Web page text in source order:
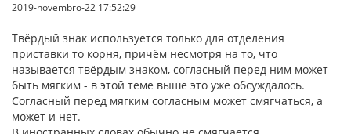
2019-novembro-22 17:52:29
Твёрдый знак используется только для отделения
приставки то корня, причём несмотря на то, что
называется твёрдым знаком, согласный перед ним может
быть мягким - в этой теме выше это уже обсуждалось.
Согласный перед мягким согласным может смягчаться, а
может и нет.